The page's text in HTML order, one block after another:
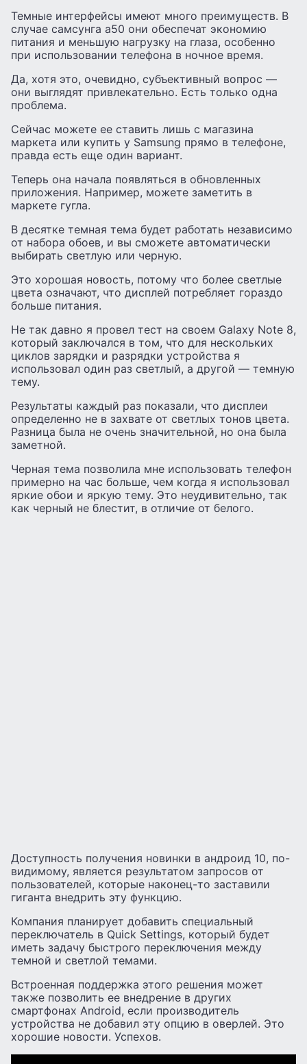
Темные интерфейсы имеют много преимуществ. В
случае самсунга а50 они обеспечат экономию
питания и меньшую нагрузку на глаза, особенно
при использовании телефона в ночное время.
Да, хотя это, очевидно, субъективный вопрос —
они выглядят привлекательно. Есть только одна
проблема.
Сейчас можете ее ставить лишь с магазина
маркета или купить у Samsung прямо в телефоне,
правда есть еще один вариант.
Теперь она начала появляться в обновленных
приложения. Например, можете заметить в
маркете гугла.
В десятке темная тема будет работать независимо
от набора обоев, и вы сможете автоматически
выбирать светлую или черную.
Это хорошая новость, потому что более светлые
цвета означают, что дисплей потребляет гораздо
больше питания.
Не так давно я провел тест на своем Galaxy Note 8,
который заключался в том, что для нескольких
циклов зарядки и разрядки устройства я
использовал один раз светлый, а другой — темную
тему.
Результаты каждый раз показали, что дисплеи
определенно не в захвате от светлых тонов цвета.
Разница была не очень значительной, но она была
заметной.
Черная тема позволила мне использовать телефон
примерно на час больше, чем когда я использовал
яркие обои и яркую тему. Это неудивительно, так
как черный не блестит, в отличие от белого.
Доступность получения новинки в андроид 10, по-
видимому, является результатом запросов от
пользователей, которые наконец-то заставили
гиганта внедрить эту функцию.
Компания планирует добавить специальный
переключатель в Quick Settings, который будет
иметь задачу быстрого переключения между
темной и светлой темами.
Встроенная поддержка этого решения может
также позволить ее внедрение в других
смартфонах Android, если производитель
устройства не добавил эту опцию в оверлей. Это
хорошие новости. Успехов.